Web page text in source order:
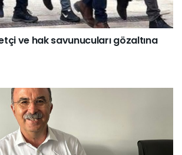
ve hak savunucuları gözaltına